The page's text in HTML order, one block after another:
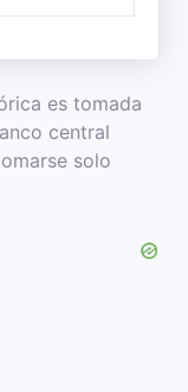
es tomada
central
solo